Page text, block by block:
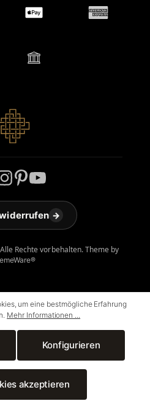
Rechte vorbehalten. Theme by
→
um eine bestmögliche Erfahrung
Mehr Informationen ...
Konfigurieren
akzeptieren